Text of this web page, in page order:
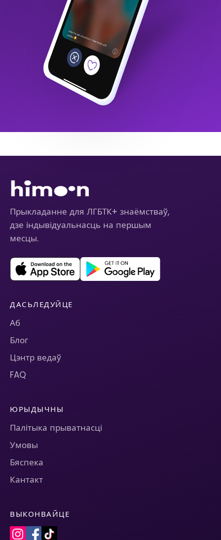
Прыкладанне для ЛГБТК+ знаёмстваў,
дзе індывідуальнасць на першым
месцы.
ДАСЬЛЕДУЙЦЕ
Аб
Блог
Цэнтр ведаў
FAQ
ЮРЫДЫЧНЫ
Палітыка прыватнасці
Умовы
Бяспека
Кантакт
ВЫКОНВАЙЦЕ